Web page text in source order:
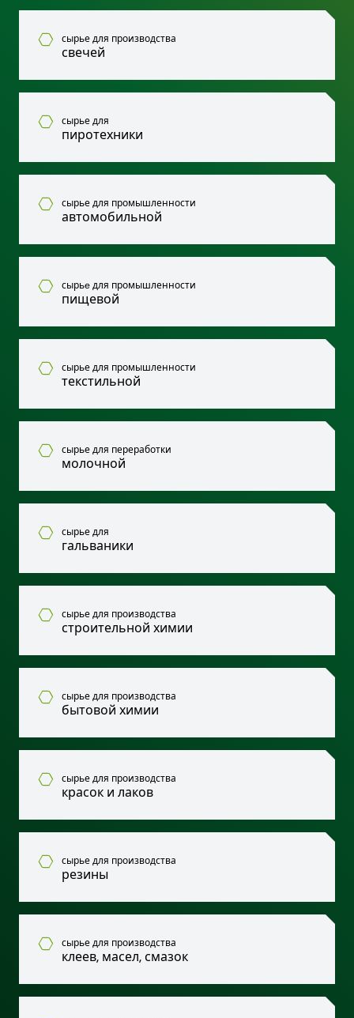
сырье для производства
свечей
сырье для
пиротехники
сырье для промышленности
автомобильной
сырьe для промышленности
пищевой
сырье для промышленности
текстильной
сырье для переработки
молочной
сырье для
гальваники
сырье для производства
строительной химии
сырье для производства
бытовой химии
сырье для производства
красок и лаков
сырье для производства
резины
сырье для производства
клеев, масел, смазок